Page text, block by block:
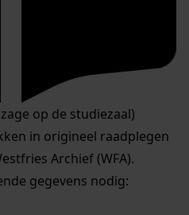
op de studiezaal)
in origineel raadplegen
Archief (WFA).
gegevens nodig: